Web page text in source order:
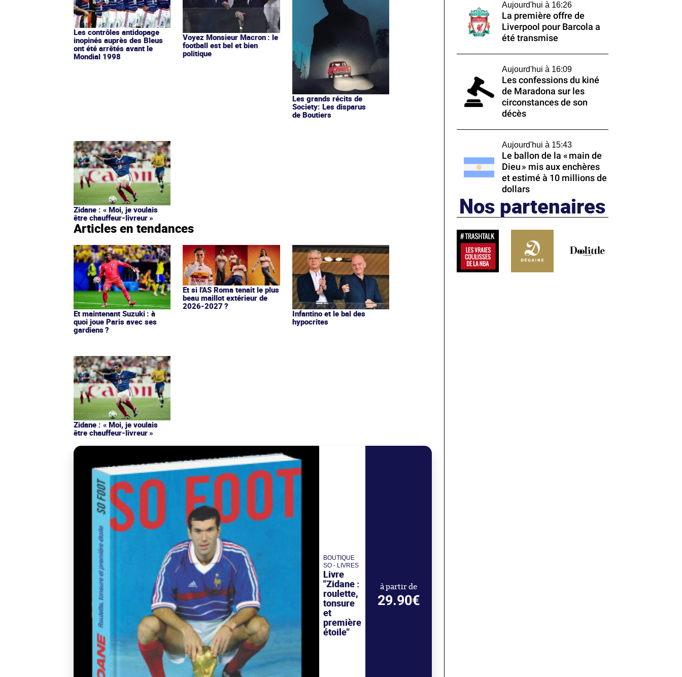
Les contrôles antidopage
inopinés auprès des Bleus
ont été arrêtés avant le
Mondial 1998
Voyez Monsieur Macron : le
football est bel et bien
politique
Les grands récits de
Society: Les disparus
de Boutiers
Zidane : « Moi, je voulais
être chauffeur-livreur »
Articles en tendances
Et maintenant Suzuki : à
quoi joue Paris avec ses
gardiens ?
Et si l'AS Roma tenait le plus
beau maillot extérieur de
2026-2027 ?
Infantino et le bal des
hypocrites
Zidane : « Moi, je voulais
être chauffeur-livreur »
BOUTIQUE
SO - LIVRES
Livre
"Zidane :
roulette,
tonsure
et
première
étoile"
à partir de
29.90€
Aujourd'hui à 16:26
La première offre de
Liverpool pour Barcola a
été transmise
Aujourd'hui à 16:09
Les confessions du kiné
de Maradona sur les
circonstances de son
décès
Aujourd'hui à 15:43
Le ballon de la « main de
Dieu » mis aux enchères
et estimé à 10 millions de
dollars
Nos partenaires